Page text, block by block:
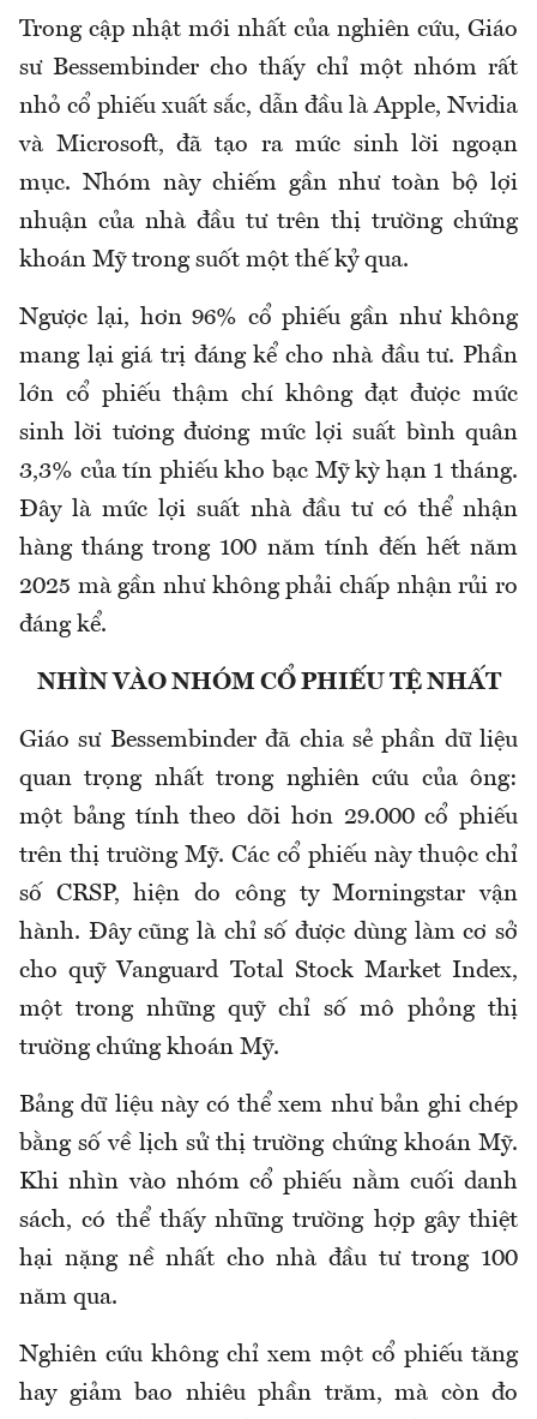
Trong cập nhật mới nhất của nghiên cứu, Giáo
sư Bessembinder cho thấy chỉ một nhóm rất
nhỏ cổ phiếu xuất sắc, dẫn đầu là Apple, Nvidia
và Microsoft, đã tạo ra mức sinh lời ngoạn
mục. Nhóm này chiếm gần như toàn bộ lợi
nhuận của nhà đầu tư trên thị trường chứng
khoán Mỹ trong suốt một thế kỷ qua.
Ngược lại, hơn 96% cổ phiếu gần như không
mang lại giá trị đáng kể cho nhà đầu tư. Phần
lớn cổ phiếu thậm chí không đạt được mức
sinh lời tương đương mức lợi suất bình quân
3,3% của tín phiếu kho bạc Mỹ kỳ hạn 1 tháng.
Đây là mức lợi suất nhà đầu tư có thể nhận
hàng tháng trong 100 năm tính đến hết năm
2025 mà gần như không phải chấp nhận rủi ro
đáng kể.
NHÌN VÀO NHÓM CỔ PHIẾU TỆ NHẤT
Giáo sư Bessembinder đã chia sẻ phần dữ liệu
quan trọng nhất trong nghiên cứu của ông:
một bảng tính theo dõi hơn 29.000 cổ phiếu
trên thị trường Mỹ. Các cổ phiếu này thuộc chỉ
số CRSP, hiện do công ty Morningstar vận
hành. Đây cũng là chỉ số được dùng làm cơ sở
cho quỹ Vanguard Total Stock Market Index,
một trong những quỹ chỉ số mô phỏng thị
trường chứng khoán Mỹ.
Bảng dữ liệu này có thể xem như bản ghi chép
bằng số về lịch sử thị trường chứng khoán Mỹ.
Khi nhìn vào nhóm cổ phiếu nằm cuối danh
sách, có thể thấy những trường hợp gây thiệt
hại nặng nề nhất cho nhà đầu tư trong 100
năm qua.
Nghiên cứu không chỉ xem một cổ phiếu tăng
hay giảm bao nhiêu phần trăm, mà còn đo